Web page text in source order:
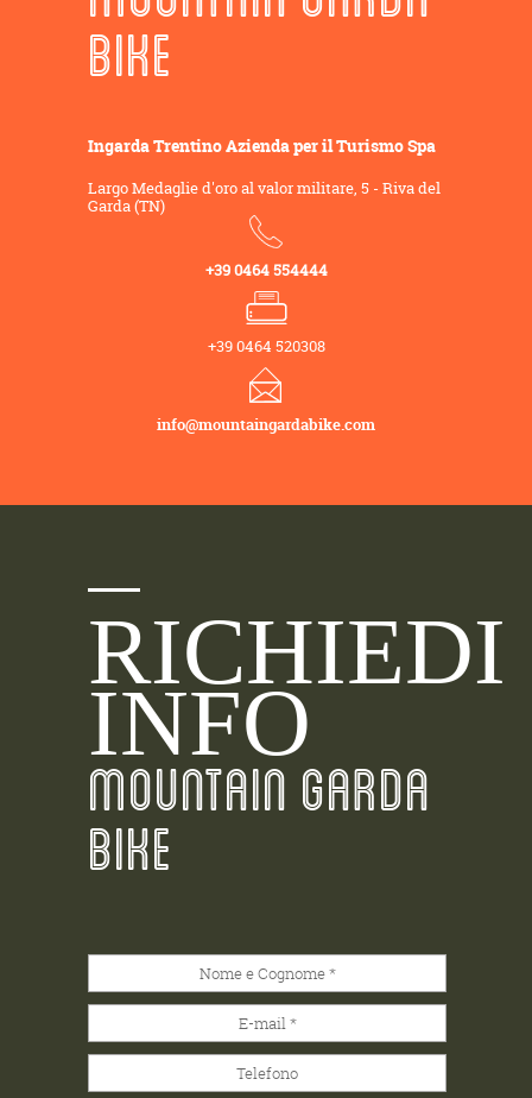
BIKE
Ingarda Trentino Azienda per il Turismo Spa
Largo Medaglie d'oro al valor militare, 5 - Riva del
Garda (TN)
+39 0464 554444
+39 0464 520308
info@mountaingardabike.com
RICHIEDI
INFO
MOUNTAIN GARDA
BIKE